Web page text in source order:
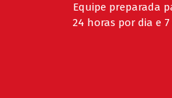
Equipe preparada
24 horas por dia e